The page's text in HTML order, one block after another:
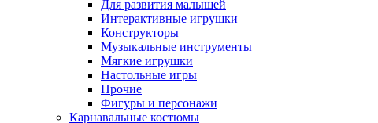
Для развития малышей
Интерактивные игрушки
Конструкторы
Музыкальные инструменты
Мягкие игрушки
Настольные игры
Прочие
Фигуры и персонажи
Карнавальные костюмы